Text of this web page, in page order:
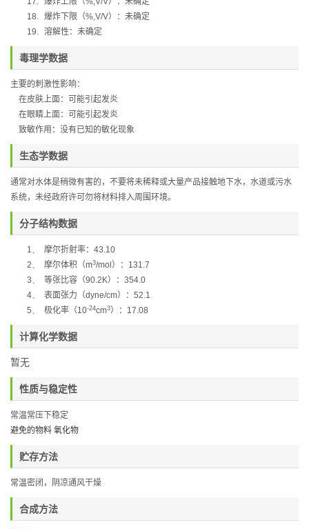
18. 爆炸下限（%,V/V）：未确定
19. 溶解性：未确定
毒理学数据
主要的刺激性影响：
在皮肤上面：可能引起发炎
在眼睛上面：可能引起发炎
致敏作用：没有已知的敏化现象
生态学数据
通常对水体是稍微有害的，不要将未稀释或大量产品接触地下水，水道或污水
系统，未经政府许可勿将材料排入周围环境。
分子结构数据
1、 摩尔折射率： 43.10
2、
摩尔体积（m3/mol ）： 131.7
3、
等张比容（90.2K）： 354.0
4、
表面张力（dyne/cm）： 52.1
5、
极化率 （10-24cm3）： 17.08
计算化学数据
暂无
性质与稳定性
常温常压下稳定
避免的物料 氧化物
贮存方法
常温密闭，阴凉通风干燥
合成方法